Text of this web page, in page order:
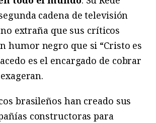
cadena de televisión
extraña que sus críticos
humor negro que si “Cristo es
es el encargado de cobrar
brasileños han creado sus
constructoras para